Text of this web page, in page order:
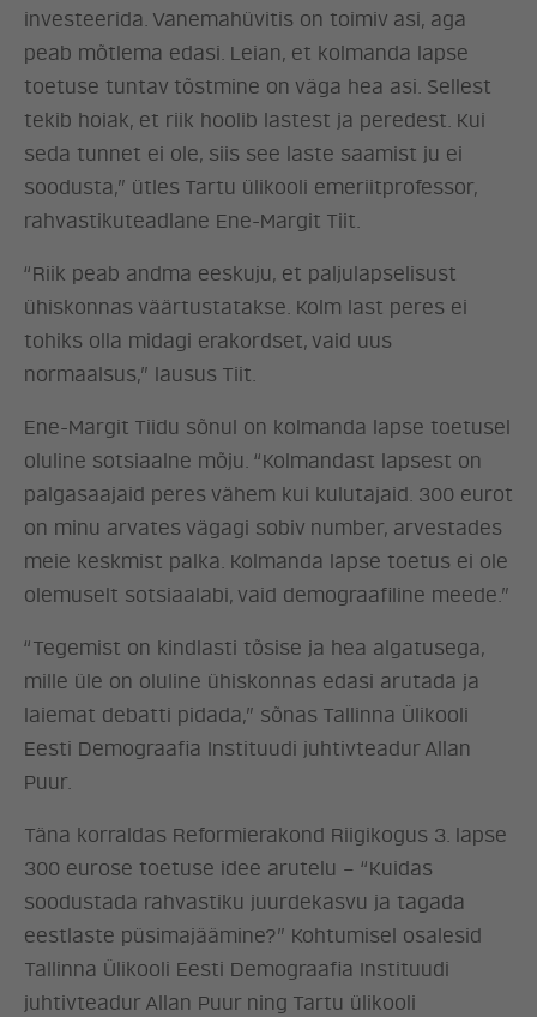
ERAKOND
UUDISED
LÖÖ KAASA
investeerida. Vanemahüvitis on toimiv asi, aga
peab mõtlema edasi. Leian, et kolmanda lapse
toetuse tuntav tõstmine on väga hea asi. Sellest
tekib hoiak, et riik hoolib lastest ja peredest. Kui
seda tunnet ei ole, siis see laste saamist ju ei
soodusta,” ütles Tartu ülikooli emeriitprofessor,
rahvastikuteadlane Ene-Margit Tiit.
“Riik peab andma eeskuju, et paljulapselisust
ühiskonnas väärtustatakse. Kolm last peres ei
tohiks olla midagi erakordset, vaid uus
normaalsus,” lausus Tiit.
Ene-Margit Tiidu sõnul on kolmanda lapse toetusel
oluline sotsiaalne mõju. “Kolmandast lapsest on
palgasaajaid peres vähem kui kulutajaid. 300 eurot
on minu arvates vägagi sobiv number, arvestades
meie keskmist palka. Kolmanda lapse toetus ei ole
olemuselt sotsiaalabi, vaid demograafiline meede.”
“Tegemist on kindlasti tõsise ja hea algatusega,
mille üle on oluline ühiskonnas edasi arutada ja
laiemat debatti pidada,” sõnas Tallinna Ülikooli
Eesti Demograafia Instituudi juhtivteadur Allan
Puur.
Täna korraldas Reformierakond Riigikogus 3. lapse
300 eurose toetuse idee arutelu – “Kuidas
soodustada rahvastiku juurdekasvu ja tagada
eestlaste püsimajäämine?” Kohtumisel osalesid
Tallinna Ülikooli Eesti Demograafia Instituudi
juhtivteadur Allan Puur ning Tartu ülikooli